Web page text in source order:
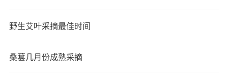
野生艾叶采摘最佳时间
桑葚几月份成熟采摘